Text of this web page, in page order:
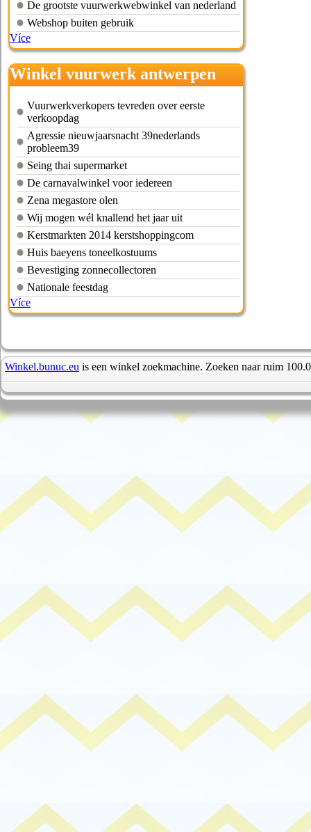
De grootste vuurwerkwebwinkel van nederland
Webshop buiten gebruik
Více
Winkel vuurwerk antwerpen
Vuurwerkverkopers tevreden over eerste
verkoopdag
Agressie nieuwjaarsnacht 39nederlands
probleem39
Seing thai supermarket
De carnavalwinkel voor iedereen
Zena megastore olen
Wij mogen wél knallend het jaar uit
Kerstmarkten 2014 kerstshoppingcom
Huis baeyens toneelkostuums
Bevestiging zonnecollectoren
Nationale feestdag
Více
Winkel.bunuc.eu is een winkel zoekmachine. Zoeken naar ruim